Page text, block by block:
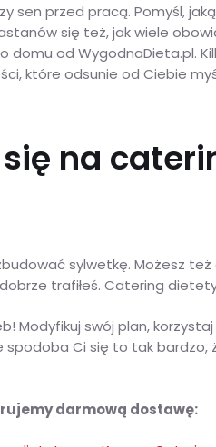
sen przed pracą. Pomyśl,
się też, jak wiele
od WygodnaDieta.pl.
które odsunie od Ciebie
na
sylwetkę. Możesz
trafiłeś. Catering
swój plan,
Ci się to tak
darmową dostawę: